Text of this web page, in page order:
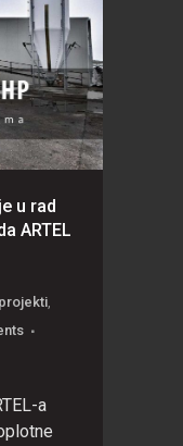
u rad
ARTEL
,
a